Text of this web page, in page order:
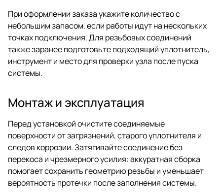
При оформлении заказа укажите количество с
небольшим запасом, если работы идут на нескольких
точках подключения. Для резьбовых соединений
также заранее подготовьте подходящий уплотнитель,
инструмент и место для проверки узла после пуска
системы.
Монтаж и эксплуатация
Перед установкой очистите соединяемые
поверхности от загрязнений, старого уплотнителя и
следов коррозии. Затягивайте соединение без
перекоса и чрезмерного усилия: аккуратная сборка
помогает сохранить геометрию резьбы и уменьшает
вероятность протечки после заполнения системы.